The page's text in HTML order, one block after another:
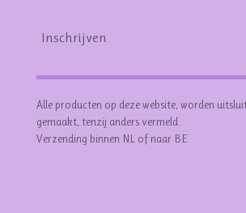
Inschrijven
Alle producten op deze website, worden
gemaakt, tenzij anders vermeld.
Verzending binnen NL of naar BE.